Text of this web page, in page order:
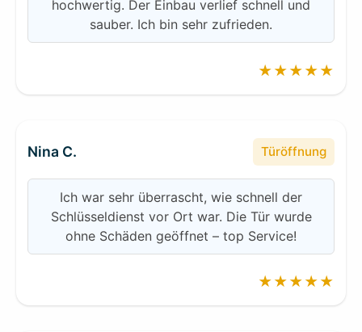
hochwertig. Der Einbau verlief schnell und
sauber. Ich bin sehr zufrieden.
★★★★★
Nina C. Türöffnung
Ich war sehr überrascht, wie schnell der
Schlüsseldienst vor Ort war. Die Tür wurde
ohne Schäden geöffnet – top Service!
★★★★★